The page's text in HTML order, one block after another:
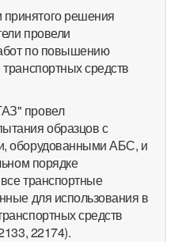
принятого решения
провели
по повышению
средств
провел
образцов с
оборудованными АБС, и
порядке
транспортные
для использования в
средств
22174).